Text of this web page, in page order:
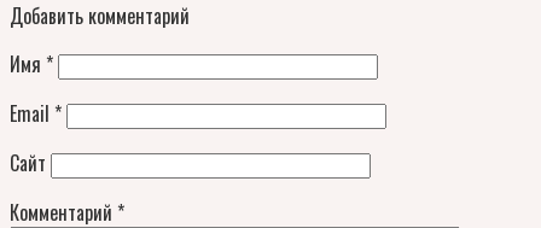
Добавить комментарий
Имя *
Email *
Сайт
Комментарий *